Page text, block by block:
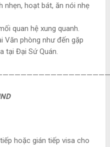
nhẹn, hoạt bát, ăn nói nhẹ
quan hệ xung quanh.
Văn phòng như đến gặp
tại Đại Sứ Quán.
hoặc gián tiếp visa cho